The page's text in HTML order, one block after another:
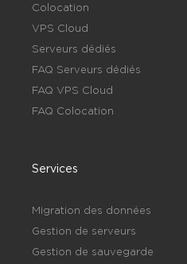
Colocation
VPS Cloud
Serveurs dédiés
FAQ Serveurs dédiés
FAQ VPS Cloud
FAQ Colocation
Services
Migration des données
Gestion de serveurs
Gestion de sauvegarde